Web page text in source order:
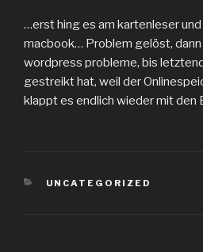
…erst hing es am kartenleser und
macbook… Problem gelöst, dann
wordpress probleme, bis
gestreikt hat, weil der
klappt es endlich wieder mit den
KATEGORIEN
UNCATEGORIZED